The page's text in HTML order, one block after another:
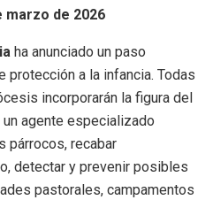
marzo de 2026
ha anunciado un paso
a la infancia. Todas
incorporarán la figura del
un agente especializado
párrocos, recabar
detectar y prevenir posibles
pastorales, campamentos